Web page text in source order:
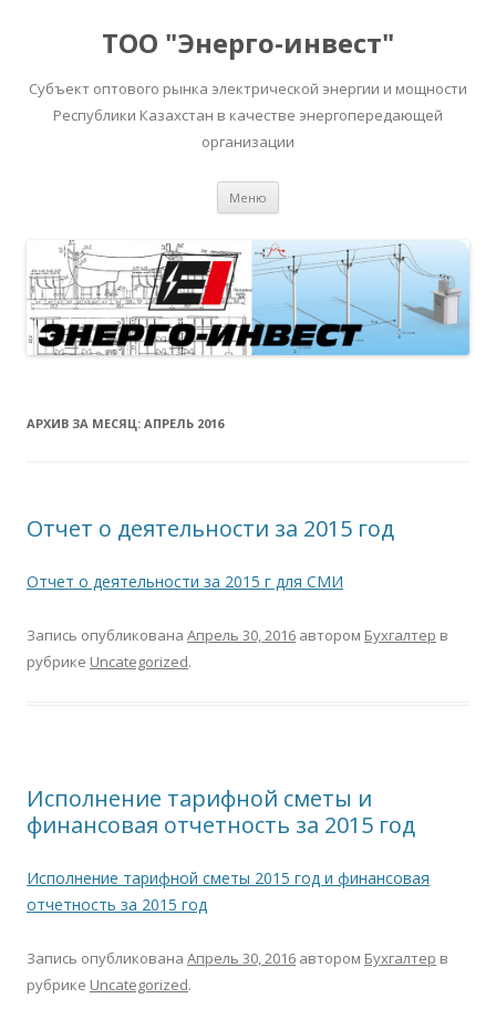
ТОО "Энерго-инвест"
Субъект оптового рынка электрической энергии и мощности
Республики Казахстан в качестве энергопередающей
организации
Меню
АРХИВ ЗА МЕСЯЦ: АПРЕЛЬ 2016
Отчет о деятельности за 2015 год
Отчет о деятельности за 2015 г для СМИ
Запись опубликована Апрель 30, 2016 автором Бухгалтер в
рубрике Uncategorized.
Исполнение тарифной сметы и
финансовая отчетность за 2015 год
Исполнение тарифной сметы 2015 год и финансовая
отчетность за 2015 год
Запись опубликована Апрель 30, 2016 автором Бухгалтер в
рубрике Uncategorized.